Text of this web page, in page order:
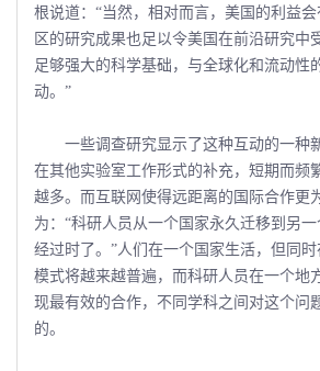
根说道：“当然，相对而言，美国的利益
区的研究成果也足以令美国在前沿研究中
足够强大的科学基础，与全球化和流动性
动。”
一些调查研究显示了这种互动的一种
在其他实验室工作形式的补充，短期而频
越多。而互联网使得远距离的国际合作更
为：“科研人员从一个国家永久迁移到另
经过时了。”人们在一个国家生活，但同
模式将越来越普遍，而科研人员在一个地
现最有效的合作，不同学科之间对这个问
的。